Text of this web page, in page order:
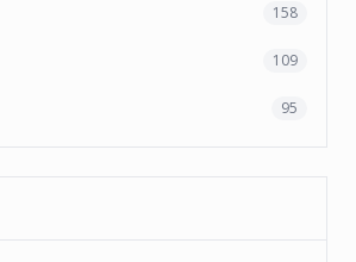
158
109
95